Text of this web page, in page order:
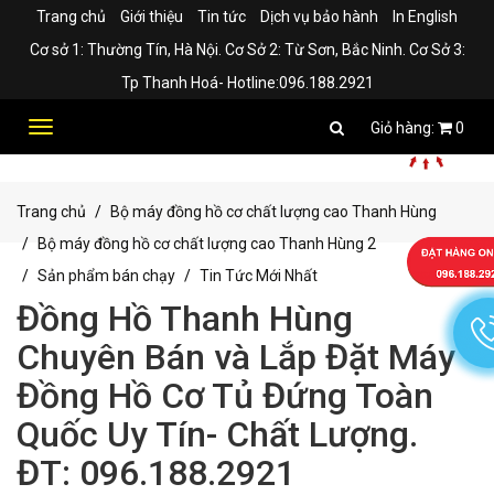
Trang chủ Giới thiệu Tin tức Dịch vụ bảo hành
In English
Cơ sở 1: Thường Tín, Hà Nội. Cơ Sở 2: Từ Sơn, Bắc Ninh. Cơ Sở 3:
Tp Thanh Hoá- Hotline:096.188.2921
Toggle
0
Trang chủ
Bộ máy đồng hồ cơ chất lượng cao Thanh Hùng
Bộ máy đồng hồ cơ chất lượng cao Thanh Hùng 2
Sản phẩm bán chạy
Tin Tức Mới Nhất
Đồng Hồ Thanh Hùng
Chuyên Bán và Lắp Đặt Máy
Đồng Hồ Cơ Tủ Đứng Toàn
Quốc Uy Tín- Chất Lượng.
ĐT: 096.188.2921